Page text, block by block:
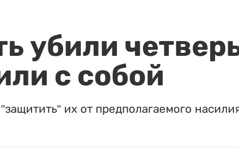
убили
с собой
их от предполагаемого